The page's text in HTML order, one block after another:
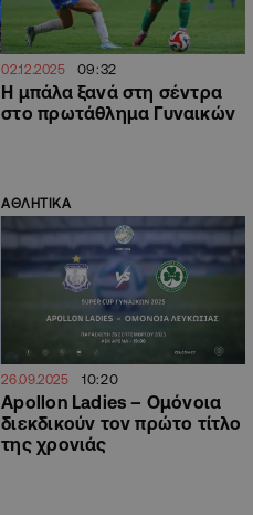
02.12.2025 09:32
Η μπάλα ξανά στη σέντρα
στο πρωτάθλημα Γυναικών
ΑΘΛΗΤΙΚΑ
26.09.2025 10:20
Apollon Ladies – Ομόνοια
διεκδικούν τον πρώτο τίτλο
της χρονιάς